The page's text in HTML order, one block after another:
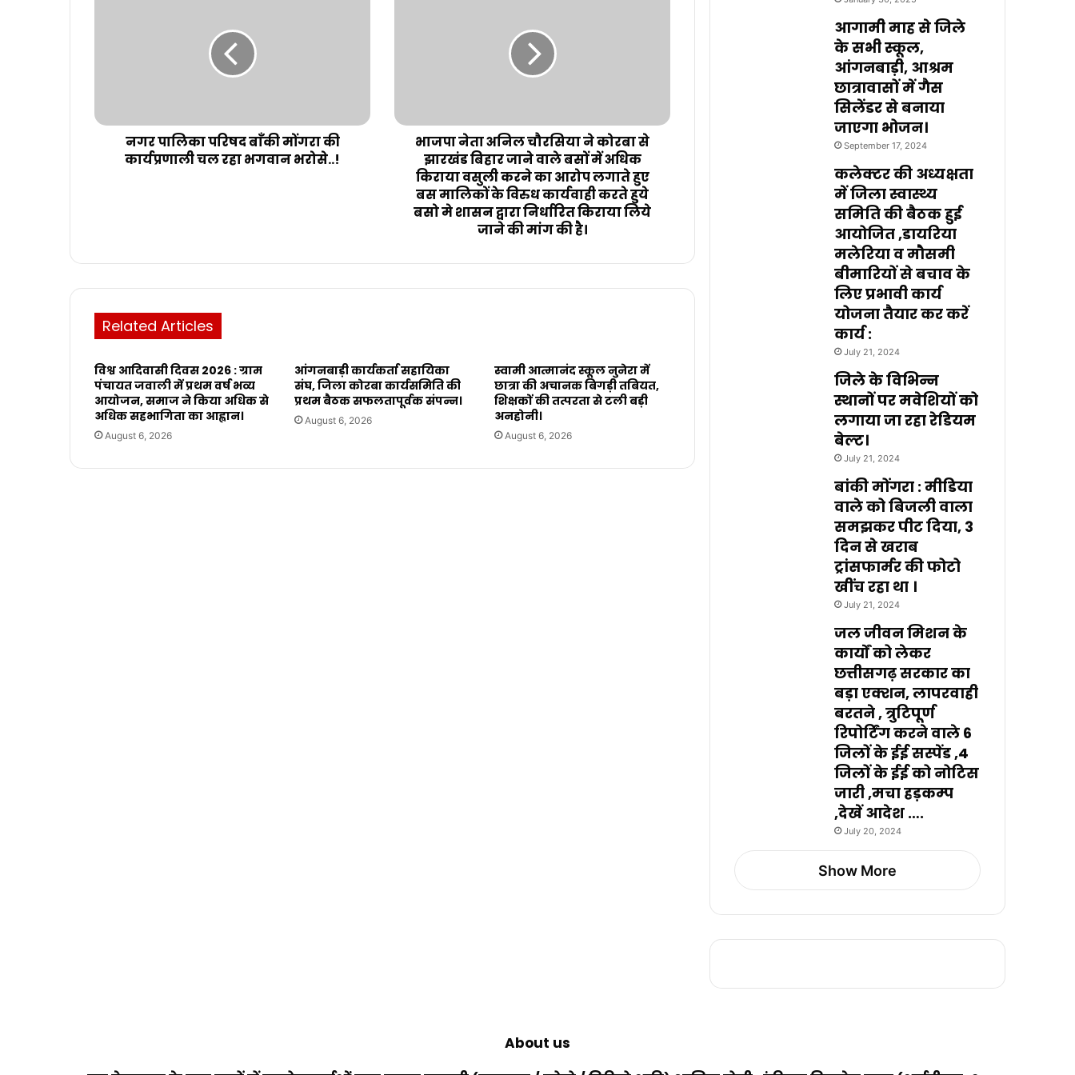
नगर पालिका परिषद बाँकी मोंगरा की
कार्यप्रणाली चल रहा भगवान भरोसे..!
भाजपा नेता अनिल चौरसिया ने कोरबा से
झारखंड बिहार जाने वाले बसों में अधिक
किराया वसुली करने का आरोप लगाते हुए
बस मालिकों के विरुध कार्यवाही करते हुये
बसो मे शासन द्वारा निर्धारित किराया लिये
जाने की मांग की है।
Related Articles
विश्व आदिवासी दिवस 2026 : ग्राम
पंचायत जवाली में प्रथम वर्ष भव्य
आयोजन, समाज ने किया अधिक से
अधिक सहभागिता का आह्वान।
August 6, 2026
आंगनबाड़ी कार्यकर्ता सहायिका
संघ, जिला कोरबा कार्यसमिति की
प्रथम बैठक सफलतापूर्वक संपन्न।
August 6, 2026
स्वामी आत्मानंद स्कूल नुनेरा में
छात्रा की अचानक बिगड़ी तबियत,
शिक्षकों की तत्परता से टली बड़ी
अनहोनी।
August 6, 2026
आगामी माह से जिले
के सभी स्कूल,
आंगनबाड़ी, आश्रम
छात्रावासों में गैस
सिलेंडर से बनाया
जाएगा भोजन।
September 17, 2024
कलेक्टर की अध्यक्षता
में जिला स्वास्थ्य
समिति की बैठक हुई
आयोजित ,डायरिया
मलेरिया व मौसमी
बीमारियों से बचाव के
लिए प्रभावी कार्य
योजना तैयार कर करें
कार्य :
July 21, 2024
जिले के विभिन्न
स्थानों पर मवेशियों को
लगाया जा रहा रेडियम
बेल्ट।
July 21, 2024
बांकी मोंगरा : मीडिया
वाले को बिजली वाला
समझकर पीट दिया, 3
दिन से खराब
ट्रांसफार्मर की फोटो
खींच रहा था ।
July 21, 2024
जल जीवन मिशन के
कार्यों को लेकर
छत्तीसगढ़ सरकार का
बड़ा एक्शन, लापरवाही
बरतने , त्रुटिपूर्ण
रिपोर्टिंग करने वाले 6
जिलों के ईई सस्पेंड ,4
जिलों के ईई को नोटिस
जारी ,मचा हड़कम्प
,देखें आदेश ….
July 20, 2024
Show More
About us